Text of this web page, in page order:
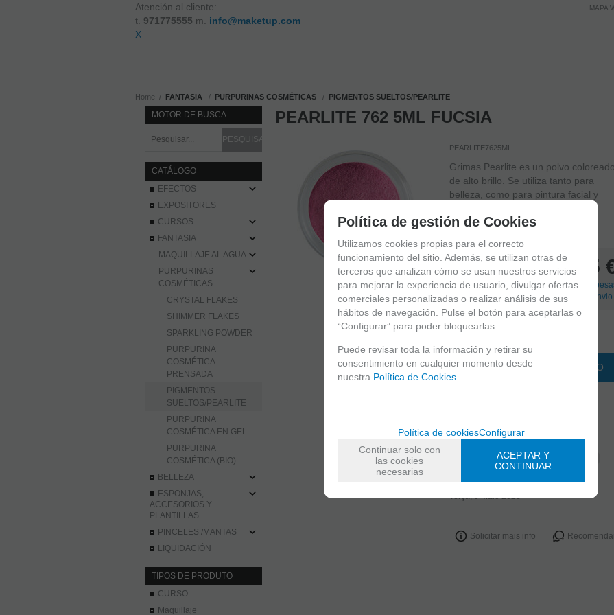
Atención al cliente:
t. 971775555 m.
info@maketup.com
X
MAPA
Home FANTASIA PURPURINAS COSMÉTICAS PIGMENTOS SUELTOS/PEARLITE
MOTOR DE BUSCA
CATÁLOGO
EFECTOS
EXPOSITORES
CURSOS
FANTASIA
MAQUILLAJE AL AGUA
PURPURINAS
COSMÉTICAS
CRYSTAL FLAKES
SHIMMER FLAKES
SPARKLING POWDER
PURPURINA
COSMÉTICA
PRENSADA
PIGMENTOS
SUELTOS/PEARLITE
PURPURINA
COSMÉTICA EN GEL
PURPURINA
COSMÉTICA (BIO)
BELLEZA
ESPONJAS,
ACCESORIOS Y
PLANTILLAS
PINCELES /MANTAS
LIQUIDACIÓN
TIPOS DE PRODUTO
CURSO
Maquillaje
PEARLITE 762 5ML FUCSIA
PEARLITE7625ML
Grimas Pearlite es un polvo coloreado
de alto brillo. Se utiliza tanto para
belleza, como para pintura facial y
6,95
21.00%Impostos incluidos (+
de envio
-
ADICIONAR AO CARRINHO
BELLEZA
PIGMENTOS SUELTOS/PEARLITE
DATA DE LANÇAMENTO
Terça, 9 Maio 2023
Solicitar mais info
Política de gestión de Cookies
Utilizamos cookies propias para el correcto
funcionamiento del sitio. Además, se utilizan otras de
terceros que analizan cómo se usan nuestros servicios
para mejorar la experiencia de usuario, divulgar ofertas
comerciales personalizadas o realizar análisis de sus
hábitos de navegación. Pulse el botón para aceptarlas o
“Configurar” para poder bloquearlas.
Puede revisar toda la información y retirar su
consentimiento en cualquier momento desde
nuestra Política de Cookies
Política de cookiesConfigurar
Continuar solo con
las cookies
necesarias
ACEPTAR Y
CONTINUAR